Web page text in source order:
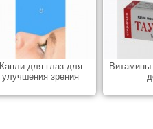
Капли для глаз для
улучшения зрения
Витамины